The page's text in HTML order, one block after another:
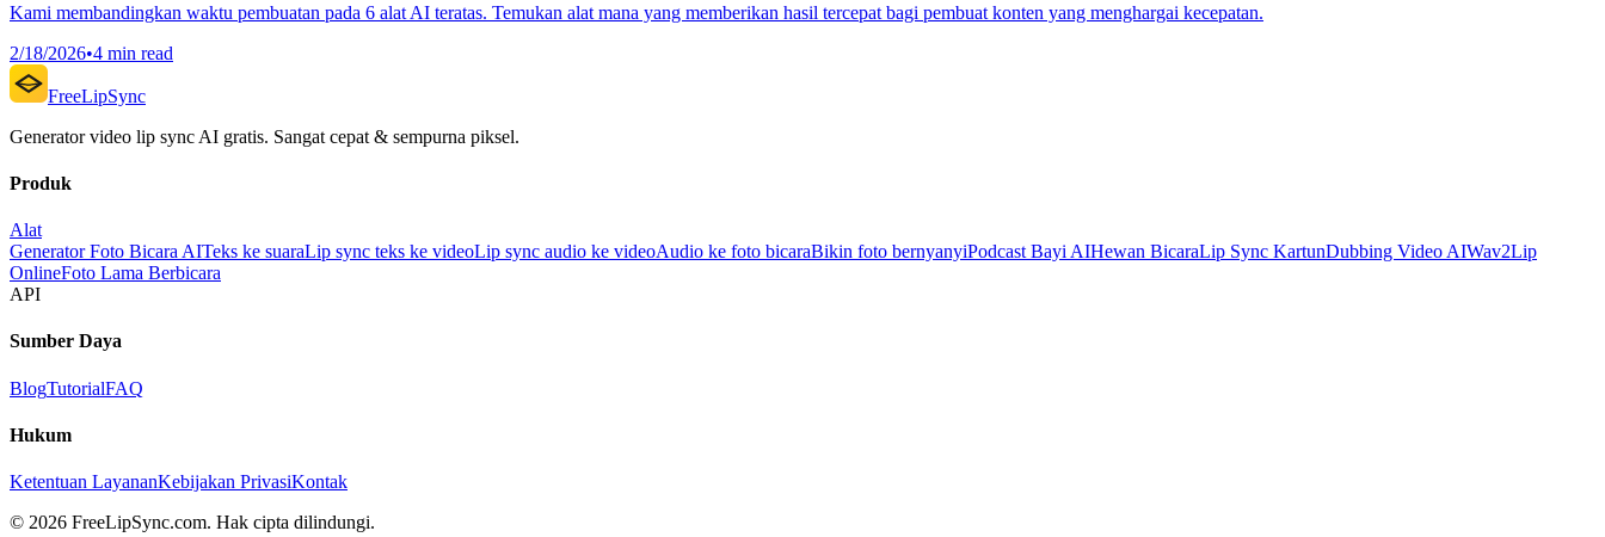
Kami membandingkan waktu pembuatan pada 6 alat AI teratas. Temukan alat mana yang memberikan hasil tercepat bagi pembuat konten yang menghargai kecepatan.
2/18/2026•4 min read
FreeLipSync
Generator video lip sync AI gratis. Sangat cepat & sempurna piksel.
Produk
Alat
Generator Foto Bicara AITeks ke suaraLip sync teks ke videoLip sync audio ke videoAudio ke foto bicaraBikin foto bernyanyiPodcast Bayi AIHewan BicaraLip Sync KartunDubbing Video AIWav2Lip
OnlineFoto Lama Berbicara
API
Sumber Daya
BlogTutorialFAQ
Hukum
Ketentuan LayananKebijakan PrivasiKontak
© 2026 FreeLipSync.com. Hak cipta dilindungi.